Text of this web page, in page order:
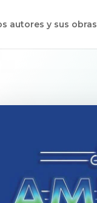
autores y sus obras